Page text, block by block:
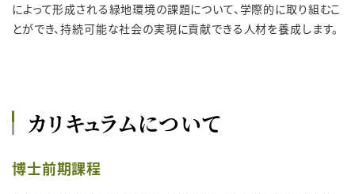
によって形成される緑地環境の課題について、学際的に取り組むこ
とができ、持続可能な社会の実現に貢献できる人材を養成します。
カリキュラムについて
博士前期課程